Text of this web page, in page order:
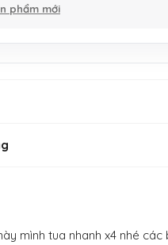
phẩm mới
mình tua nhanh x4 nhé các